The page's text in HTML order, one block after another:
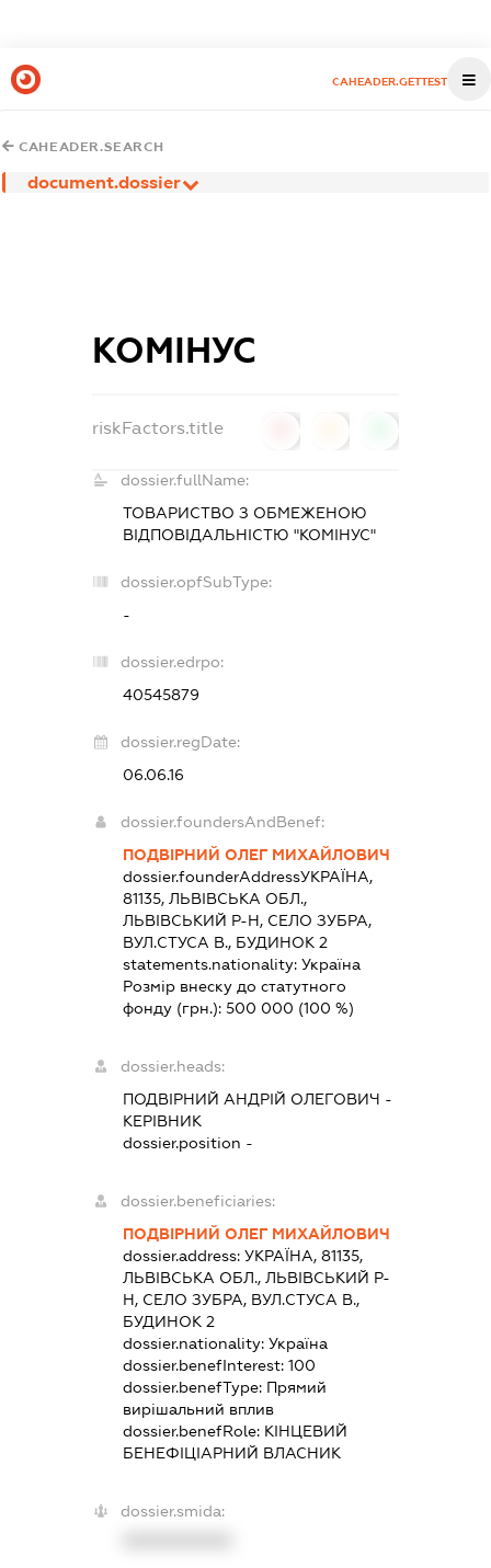
CAHEADER.GETTEST
CAHEADER.SEARCH
document.dossier
КОМІНУС
riskFactors.title
dossier.fullName:
ТОВАРИСТВО З ОБМЕЖЕНОЮ
ВІДПОВІДАЛЬНІСТЮ "КОМІНУС"
dossier.opfSubType:
-
dossier.edrpo:
40545879
dossier.regDate:
06.06.16
dossier.foundersAndBenef:
ПОДВІРНИЙ ОЛЕГ МИХАЙЛОВИЧ
dossier.founderAddressУКРАЇНА,
81135, ЛЬВІВСЬКА ОБЛ.,
ЛЬВІВСЬКИЙ Р-Н, СЕЛО ЗУБРА,
ВУЛ.СТУСА В., БУДИНОК 2
statements.nationality:Україна
Розмір внеску до статутного
фонду (грн.):500 000 (100 %)
dossier.heads:
ПОДВІРНИЙ АНДРІЙ ОЛЕГОВИЧ -
КЕРІВНИК
dossier.position -
dossier.beneficiaries:
ПОДВІРНИЙ ОЛЕГ МИХАЙЛОВИЧ
dossier.address:УКРАЇНА, 81135,
ЛЬВІВСЬКА ОБЛ., ЛЬВІВСЬКИЙ Р-
Н, СЕЛО ЗУБРА, ВУЛ.СТУСА В.,
БУДИНОК 2
dossier.nationality:Україна
dossier.benefInterest:100
dossier.benefType: Прямий
вирішальний вплив
dossier.benefRole: КІНЦЕВИЙ
БЕНЕФІЦІАРНИЙ ВЛАСНИК
dossier.smida: